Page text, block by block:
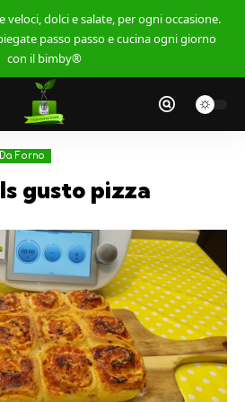
veloci, dolci e salate, per ogni occasione.
passo passo e cucina ogni giorno
con il bimby®
Forno
gusto pizza